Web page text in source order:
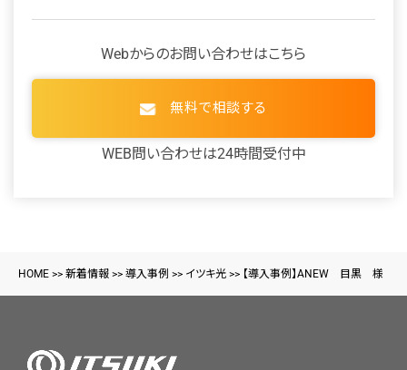
Webからのお問い合わせはこちら
無料で相談する
WEB問い合わせは24時間受付中
HOME >> 新着情報 >> 導入事例 >> イツキ光 >> 【導入事例】ANEW 目黒 様